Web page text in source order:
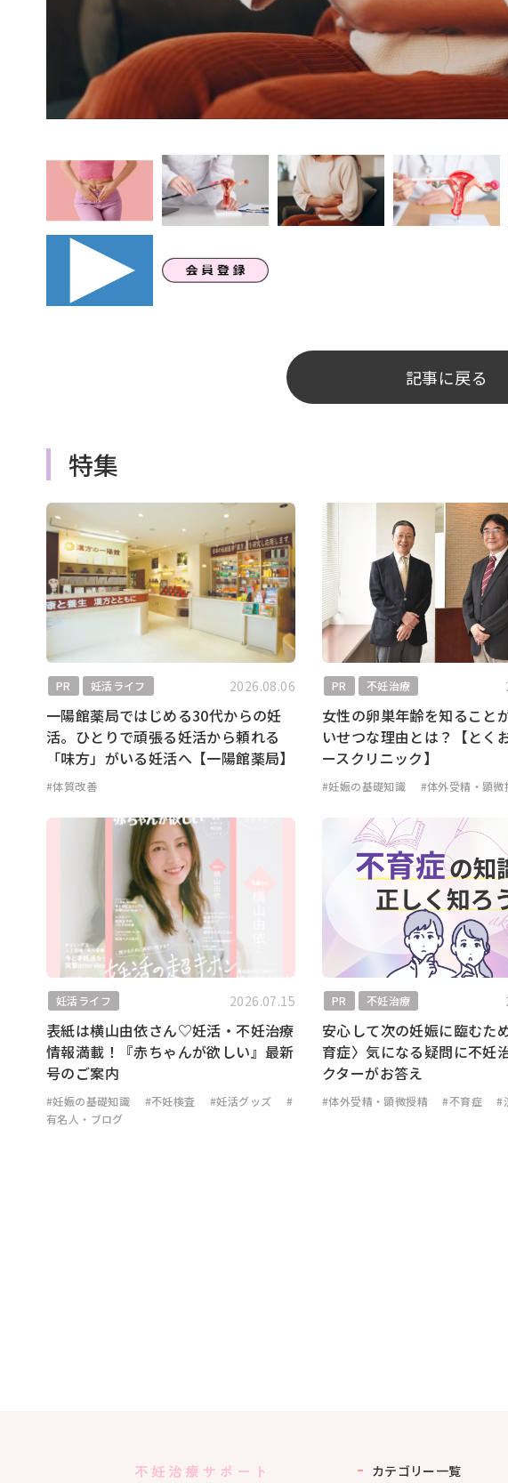
記事に戻る
特集
PR 妊活ライフ 2026.08.06
一陽館薬局ではじめる30代からの妊
活。ひとりで頑張る妊活から頼れる
「味方」がいる妊活へ【一陽館薬局】
#体質改善
PR 不妊治療
女性の卵巣年齢を知ること
いせつな理由とは？【とく
ースクリニック】
#妊娠の基礎知識 #体外受精・顕微
妊活ライフ 2026.07.15
表紙は横山由依さん♡妊活・不妊治療
情報満載！『赤ちゃんが欲しい』最新
号のご案内
#妊娠の基礎知識 #不妊検査 #妊活グッズ
#
有名人・ブログ
PR 不妊治療
安心して次の妊娠に臨むた
育症〉気になる疑問に不妊
クターがお答え
#体外受精・顕微授精 #不育症 #
カテゴリー一覧